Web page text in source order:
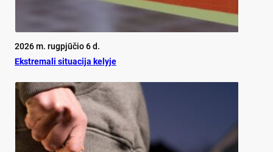
2026 m. rugpjūčio 6 d.
Ekst­re­ma­li si­tua­ci­ja ke­ly­je